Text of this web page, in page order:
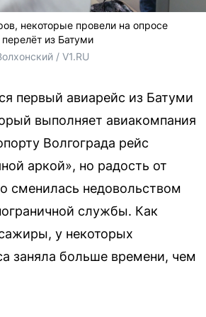
некоторые провели на опросе
из Батуми
/ V1.RU
первый авиарейс из Батуми
выполняет авиакомпания
Волгограда рейс
аркой», но радость от
сменилась недовольством
службы. Как
у некоторых
заняла больше времени, чем